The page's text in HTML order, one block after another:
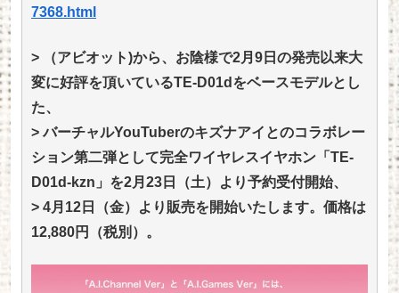
7368.html
> （アビオット)から、お陰様で2月9日の発売以来大
変に好評を頂いているTE-D01dをベースモデルとし
た、
> バーチャルYouTuberのキズナアイとのコラボレー
ション第二弾として完全ワイヤレスイヤホン「TE-
D01d-kzn」を2月23日（土）より予約受付開始、
> 4月12日（金）より販売を開始いたします。価格は
12,880円（税別）。